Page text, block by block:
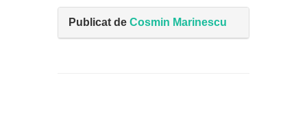
Publicat de Cosmin Marinescu